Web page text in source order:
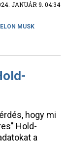
JANUÁR 9. 04:34
ELON MUSK
hogy mi
Hold-
a